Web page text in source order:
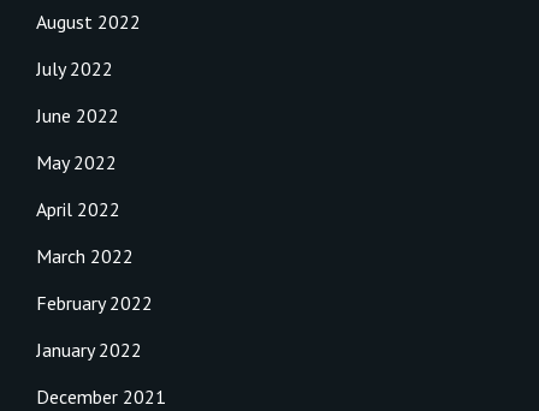
August 2022
July 2022
June 2022
May 2022
April 2022
March 2022
February 2022
January 2022
December 2021